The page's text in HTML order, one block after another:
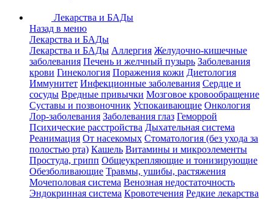
Лекарства и БАДы
Назад в меню
Лекарства и БАДы
Лекарства и БАДы Аллергия Желудочно-кишечные
заболевания Печень и желчный пузырь Заболевания
крови Гинекология Поражения кожи Диетология
Иммунитет Инфекционные заболевания Сердце и
сосуды Вредные привычки Мозговое кровообращение
Суставы и позвоночник Успокаивающие Онкология
Лор-заболевания Заболевания глаз Геморрой
Психические расстройства Дыхательная система
Реанимация От насекомых Стоматология (без ухода за
полостью рта) Кашель Витамины и микроэлементы
Простуда, грипп Общеукрепляющие и тонизирующие
Обезболивающие Травмы, ушибы, растяжения
Мочеполовая система Венозная недостаточность
Эндокринная система Кровотечения Редкие лекарства